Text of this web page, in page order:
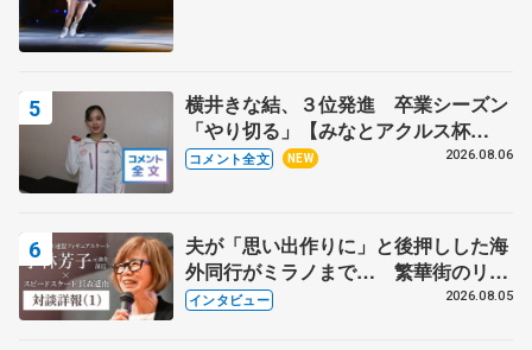
横井きな結、３位発進 卒業シーズン
「やり切る」【みなとアクルス杯
SP】
コメント全文 NEW 2026.08.06
夫が「思い出作りに」と後押しした海
外同行がミラノまで… 繁華街のリン
クでは不良のお兄さんも味方に 小林
インタビュー 2026.08.05